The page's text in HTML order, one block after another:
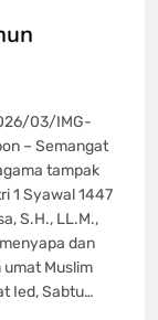
03/IMG-
– Semangat
tampak
1 Syawal 1447
S.H., LL.M.,
dan
Muslim
Ied, Sabtu…